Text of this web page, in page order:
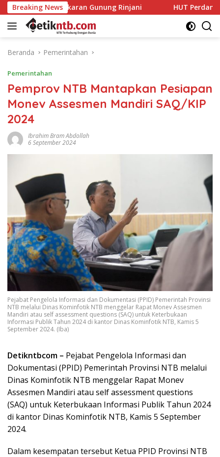
Langsung
ke
konten
Breaking NewsGunung Rinjani HUT Perdana PRI, DPD
Beranda Pemerintahan
Pemerintahan
Pemprov NTB Mantapkan Pesiapan
Monev Assesmen Mandiri SAQ/KIP
2024
Ibrahim Bram Abdollah
6 September 2024
Pejabat Pengelola Informasi dan Dokumentasi (PPID) Pemerintah Provinsi
NTB melalui Dinas Kominfotik NTB menggelar Rapat Monev Assesmen
Mandiri atau self assessment questions (SAQ) untuk Keterbukaan
Informasi Publik Tahun 2024 di kantor Dinas Kominfotik NTB, Kamis 5
September 2024. (Iba)
Detikntbcom – Pejabat Pengelola Informasi dan
Dokumentasi (PPID) Pemerintah Provinsi NTB melalui
Dinas Kominfotik NTB menggelar Rapat Monev
Assesmen Mandiri atau self assessment questions
(SAQ) untuk Keterbukaan Informasi Publik Tahun 2024
di kantor Dinas Kominfotik NTB, Kamis 5 September
2024.
Dalam kesempatan tersebut Ketua PPID Provinsi NTB